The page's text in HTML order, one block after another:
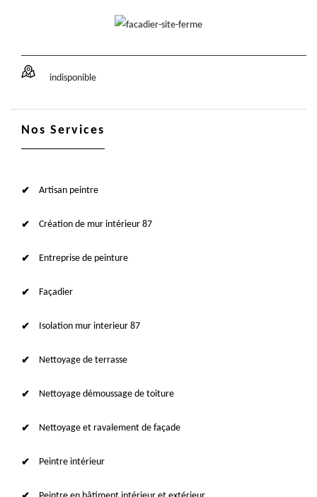
indisponible
Nos Services
Artisan peintre
Création de mur intérieur 87
Entreprise de peinture
Façadier
Isolation mur interieur 87
Nettoyage de terrasse
Nettoyage démoussage de toiture
Nettoyage et ravalement de façade
Peintre intérieur